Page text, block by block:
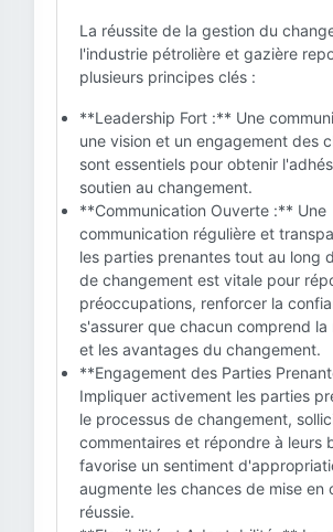
La réussite de la gestion du
l'industrie pétrolière et gazière
plusieurs principes clés :
**Leadership Fort :** Une
une vision et un engagement des
sont essentiels pour obtenir
soutien au changement.
**Communication Ouverte :** Une
communication régulière et
les parties prenantes tout au long
de changement est vitale pour
préoccupations, renforcer la
s'assurer que chacun comprend la
et les avantages du changement.
**Engagement des Parties
Impliquer activement les parties
le processus de changement,
commentaires et répondre à leurs
favorise un sentiment
augmente les chances de mise
réussie.